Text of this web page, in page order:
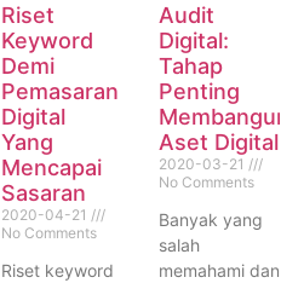
Riset
Keyword
Demi
Pemasaran
Digital
Yang
Mencapai
Sasaran
2020-04-21
No Comments
Riset keyword
Audit
Digital:
Tahap
Penting
Membangun
Aset Digital
2020-03-21
No Comments
Banyak yang
salah
memahami dan